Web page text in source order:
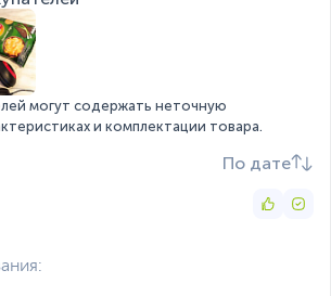
Радиус действия - 10 м
(Ш х В
могут содержать неточную
и комплектации товара.
По дате